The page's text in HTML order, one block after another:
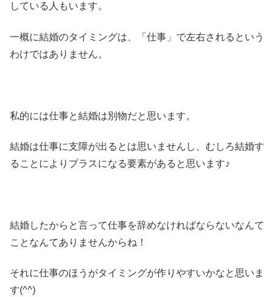
している人もいます。
一概に結婚のタイミングは、「仕事」で左右されるという
わけではありません。
私的には仕事と結婚は別物だと思います。
結婚は仕事に支障が出るとは思いませんし、むしろ結婚す
ることによりプラスになる要素があると思います♪
結婚したからと言って仕事を辞めなければならないなんて
ことなんてありませんからね！
それに仕事のほうがタイミングが作りやすいかなと思いま
す(^^)